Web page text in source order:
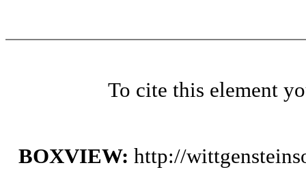
To cite this element
BOXVIEW: http://